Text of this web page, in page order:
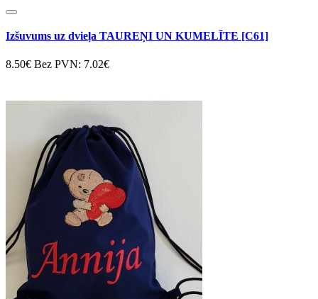
Izšuvums uz dvieļa TAUREŅI UN KUMELĪTE [C61]
8.50€ Bez PVN: 7.02€